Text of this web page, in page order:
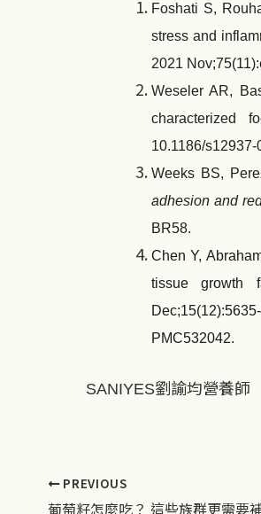
Foshati S,
stress and
2021
Weseler AR,
characterized
10.1186/
Weeks BS,
adhesion and
BR58.
Chen Y,
tissue growth
PMC532042.
SANIYES劉諭均營養師
PREVIOUS
葡萄籽怎麼吃？ 這些族群更需要